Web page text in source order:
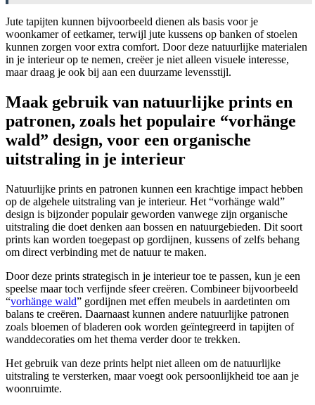
Jute tapijten kunnen bijvoorbeeld dienen als basis voor je
woonkamer of eetkamer, terwijl jute kussens op banken of stoelen
kunnen zorgen voor extra comfort. Door deze natuurlijke materialen
in je interieur op te nemen, creëer je niet alleen visuele interesse,
maar draag je ook bij aan een duurzame levensstijl.
Maak gebruik van natuurlijke prints en
patronen, zoals het populaire “vorhänge
wald” design, voor een organische
uitstraling in je interieur
Natuurlijke prints en patronen kunnen een krachtige impact hebben
op de algehele uitstraling van je interieur. Het “vorhänge wald”
design is bijzonder populair geworden vanwege zijn organische
uitstraling die doet denken aan bossen en natuurgebieden. Dit soort
prints kan worden toegepast op gordijnen, kussens of zelfs behang
om direct verbinding met de natuur te maken.
Door deze prints strategisch in je interieur toe te passen, kun je een
speelse maar toch verfijnde sfeer creëren. Combineer bijvoorbeeld
“vorhänge wald” gordijnen met effen meubels in aardetinten om
balans te creëren. Daarnaast kunnen andere natuurlijke patronen
zoals bloemen of bladeren ook worden geïntegreerd in tapijten of
wanddecoraties om het thema verder door te trekken.
Het gebruik van deze prints helpt niet alleen om de natuurlijke
uitstraling te versterken, maar voegt ook persoonlijkheid toe aan je
woonruimte.